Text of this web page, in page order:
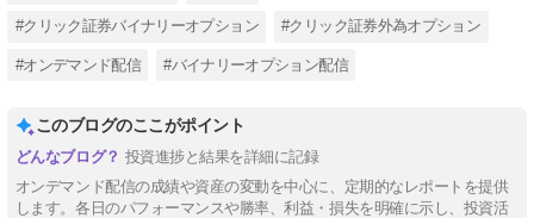
#クリック証券バイナリーオプション #クリック証券外為オプション
#オンデマンド配信 #バイナリーオプション配信
このブログのここがポイント
投資進捗と結果を詳細に記録
オンデマンド配信の成績や資産の変動を中心に、定期的なレポートを提供
します。各日のパフォーマンスや勝率、利益・損失を明確に示し、投資活